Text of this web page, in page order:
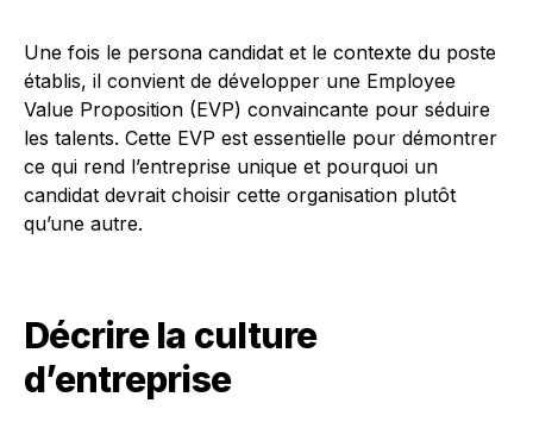
Une fois le persona candidat et le contexte du poste
établis, il convient de développer une Employee
Value Proposition (EVP) convaincante pour séduire
les talents. Cette EVP est essentielle pour démontrer
ce qui rend l’entreprise unique et pourquoi un
candidat devrait choisir cette organisation plutôt
qu’une autre.
Décrire la culture
d’entreprise